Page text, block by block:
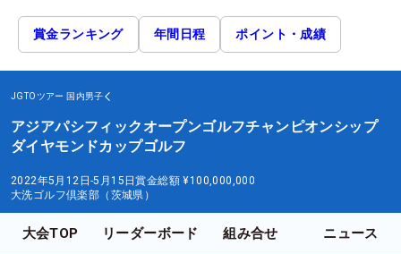
賞金ランキング 年間日程 ポイント・成績
JGTOツアー 国内男子
アジアパシフィックオープンゴルフチャンピオンシップ
ダイヤモンドカップゴルフ
2022年5月12日-5月15日賞金総額 ¥100,000,000
大洗ゴルフ倶楽部（茨城県）
大会TOP リーダーボード 組み合せ ニュース